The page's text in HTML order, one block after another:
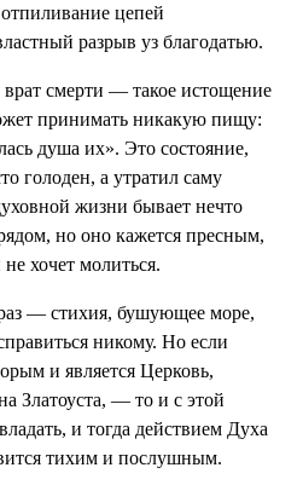
цепей
разрыв уз благодатью.
смерти — такое истощение
принимать никакую пищу:
душа их». Это состояние,
голоден, а утратил саму
жизни бывает нечто
но оно кажется пресным,
хочет молиться.
— стихия, бушующее море,
никому. Но если
и является Церковь,
Златоуста, — то и с этой
и тогда действием Духа
тихим и послушным.